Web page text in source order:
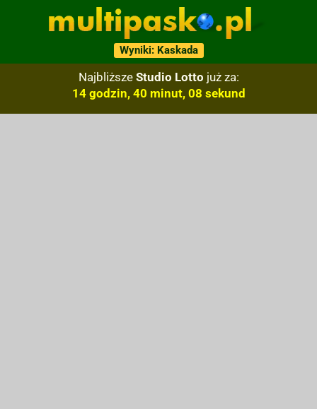
Wyniki: Kaskada
Najbliższe Studio Lotto już za:
14 godzin, 40 minut, 07 sekund